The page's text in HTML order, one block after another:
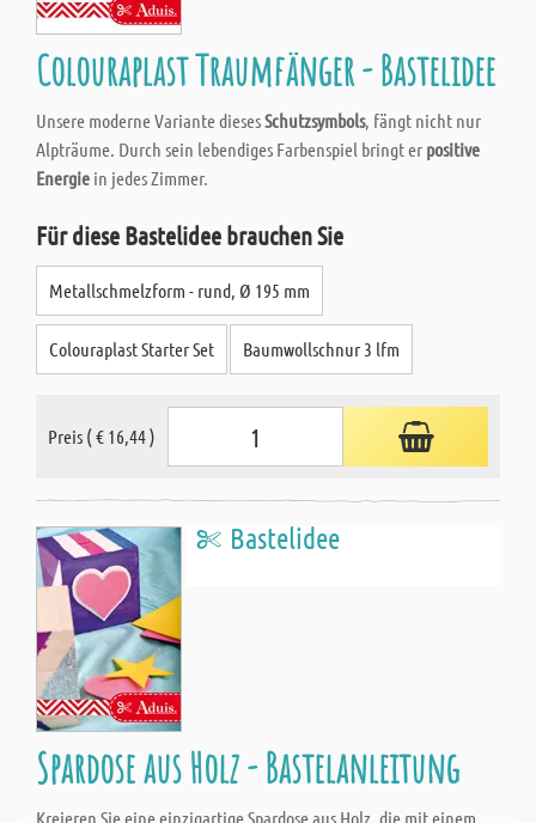
Colouraplast Traumfänger - Bastelidee
Unsere moderne Variante diesesSchutzsymbols, fängt nicht nur
Alpträume. Durch sein lebendiges Farbenspiel bringt er positive
Energie in jedes Zimmer.
Für diese Bastelidee brauchen Sie
Metallschmelzform - rund, Ø 195 mm
Colouraplast Starter Set Baumwollschnur 3 lfm
Preis ( € 16,44 )
Bastelidee
Spardose aus Holz - Bastelanleitung
Kreieren Sie eine einzigartige Spardose aus Holz, die mit einem